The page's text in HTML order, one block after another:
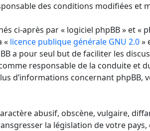
des conditions modifiées et
ci-après par « logiciel phpBB » et «
« licence publique générale GNU 2.0»
a pour seul but de faciliter les
responsable de la conduite et
d’informations concernant phpBB,
abusif, obscène, vulgaire,
la législation de votre pays,